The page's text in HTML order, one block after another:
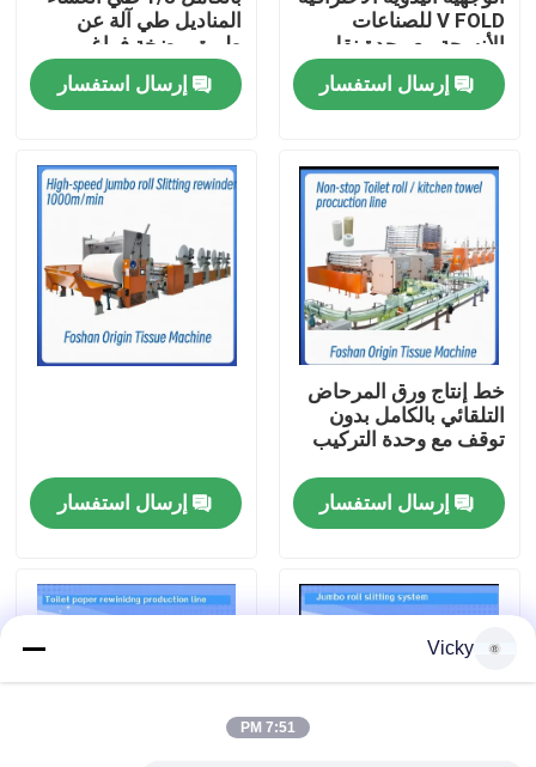
المنزل
جولة في المصنع
اتصل بنا
أخبار
اطلب اقتباس
VR
V FOLD للصناعات
الأنسجة مع وحدة نقل
تلقائي
إرسال استفسار
المناديل طي آلة عن
طريق مضخة فراغ
إرسال استفسار
خط إنتاج ورق المرحاض
التلقائي بالكامل بدون
توقف مع وحدة التركيب
إرسال استفسار إرسال استفسار
Vicky
7:51 PM